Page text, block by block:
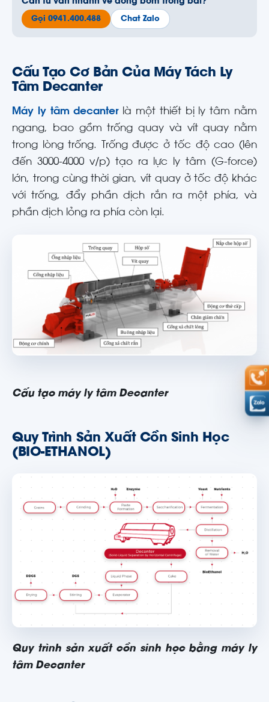
Gọi 0941.400.488 Chat Zalo
Cấu Tạo Cơ Bản Của Máy Tách Ly
Tâm Decanter
Máy ly tâm decanter là một thiết bị ly tâm nằm
ngang, bao gồm trống quay và vít quay nằm
trong lòng trống.
Trống được ở tốc độ cao (lên
đến 3000-4000 v/p) tạo ra lực ly tâm (G-force)
lớn, trong cùng thời gian, vít quay ở tốc độ khác
với trống, đẩy phần dịch rắn ra một phía, và
phần dịch lỏng ra phía còn lại.
Cấu tạo máy ly tâm Decanter
Quy Trình Sản Xuất Cồn Sinh Học
(BIO-ETHANOL)
Quy trình sản xuất cồn sinh học bằng máy ly
tâm Decanter